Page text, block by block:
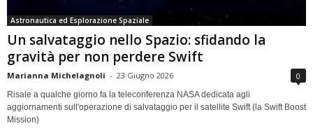
Astronautica ed Esplorazione Spaziale
Un salvataggio nello Spazio: sfidando la
gravità per non perdere Swift
Marianna Michelagnoli - 23 Giugno 2026 0
Risale a qualche giorno fa la teleconferenza NASA dedicata agli
aggiornamenti sull'operazione di salvataggio per il satellite Swift (la Swift Boost
Mission)